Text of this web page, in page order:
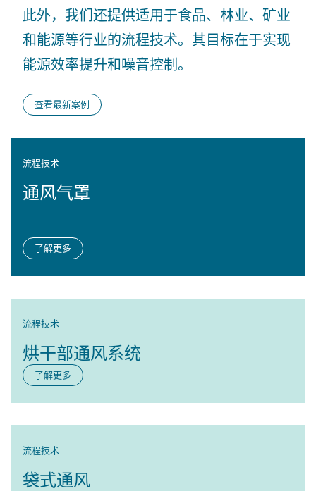
此外，我们还提供适用于食品、林业、矿业
和能源等行业的流程技术。其目标在于实现
能源效率提升和噪音控制。
查看最新案例
通风气罩
流程技术
了解更多
烘干部通风系统
流程技术
了解更多
袋式通风
流程技术